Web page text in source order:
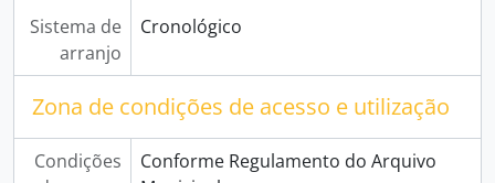
[Documento composto] Ata da reunião extraordinária nº 35/42 da Câmara Municipal de Évora
[Unidade de instalação] Livro 02 de atas da Câmara Municipal de Évora
[Unidade de instalação] Livro 03 de atas da Câmara Municipal de Évora
[Unidade de instalação] Livro 04 de atas da Câmara Municipal de Évora
Sistema de
arranjo
Cronológico
Zona de condições de acesso e utilização
Condições
Conforme Regulamento do Arquivo